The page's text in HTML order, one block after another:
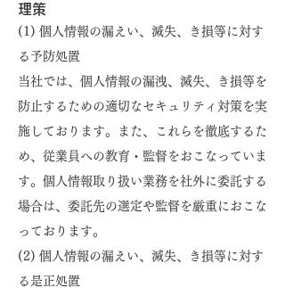
理策
(1) 個人情報の漏えい、滅失、き損等に対す
る予防処置
当社では、個人情報の漏洩、滅失、き損等を
防止するための適切なセキュリティ対策を実
施しております。また、これらを徹底するた
め、従業員への教育・監督をおこなっていま
す。個人情報取り扱い業務を社外に委託する
場合は、委託先の選定や監督を厳重におこな
っております。
(2) 個人情報の漏えい、滅失、き損等に対す
る是正処置